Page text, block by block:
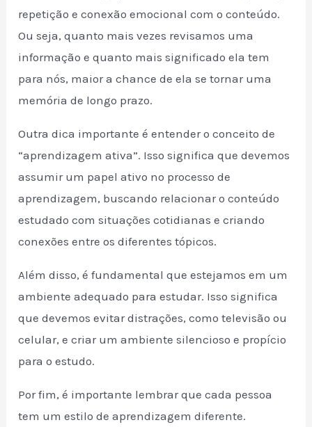
repetição e conexão emocional com o conteúdo.
Ou seja, quanto mais vezes revisamos uma
informação e quanto mais significado ela tem
para nós, maior a chance de ela se tornar uma
memória de longo prazo.
Outra dica importante é entender o conceito de
“aprendizagem ativa”. Isso significa que devemos
assumir um papel ativo no processo de
aprendizagem, buscando relacionar o conteúdo
estudado com situações cotidianas e criando
conexões entre os diferentes tópicos.
Além disso, é fundamental que estejamos em um
ambiente adequado para estudar. Isso significa
que devemos evitar distrações, como televisão ou
celular, e criar um ambiente silencioso e propício
para o estudo.
Por fim, é importante lembrar que cada pessoa
tem um estilo de aprendizagem diferente.